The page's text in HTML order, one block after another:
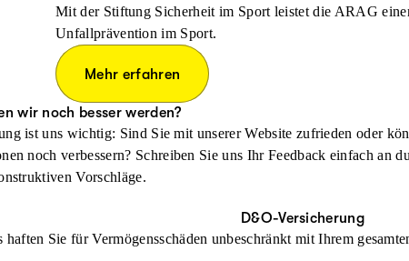
Mit der Stiftung Sicherheit im Sport leistet die ARAG
Unfallprävention im Sport.
Mehr erfahren
wir noch besser werden?
ist uns wichtig: Sind Sie mit unserer Website zufrieden oder
noch verbessern? Schreiben Sie uns Ihr Feedback einfach an
Vorschläge.
D&O-Versicherung
haften Sie für Vermögensschäden unbeschränkt mit Ihrem